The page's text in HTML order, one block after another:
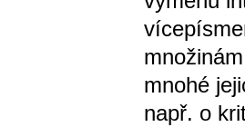
mnohé
např. o